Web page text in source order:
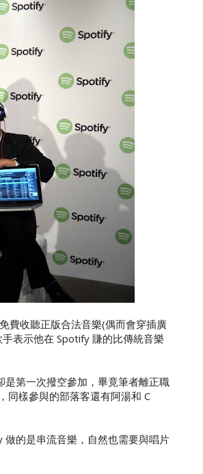
費收聽正版合法音樂(偶而會穿插廣
表示他在 Spotify 賺的比傳統音樂
第一次撥空參加，畢竟筆者離正職
同樣參與的部落客還有阿湯和 C
的是串流音樂，自然也需要與唱片